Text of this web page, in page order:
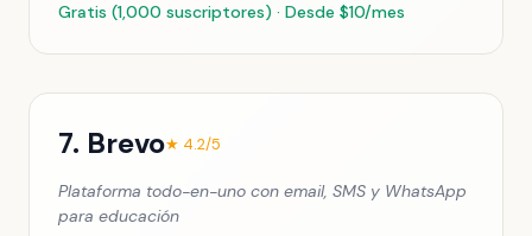
Gratis (1,000 suscriptores) · Desde $10/mes
7. Brevo★ 4.2/5
Plataforma todo-en-uno con email, SMS y WhatsApp
para educación